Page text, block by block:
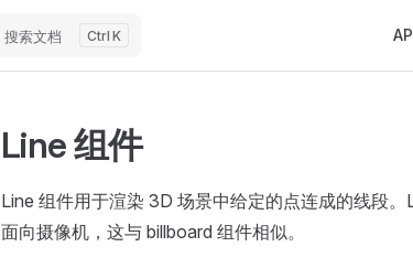
搜索文档 K
Line 组件
Line 组件用于渲染 3D 场景中给定的点连成的线段
面向摄像机，这与 billboard 组件相似。